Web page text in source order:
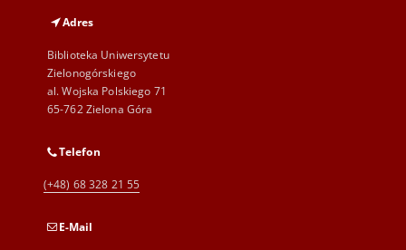
Adres
Biblioteka Uniwersytetu
Zielonogórskiego
al. Wojska Polskiego 71
65-762 Zielona Góra
Telefon
(+48) 68 328 21 55
E-Mail